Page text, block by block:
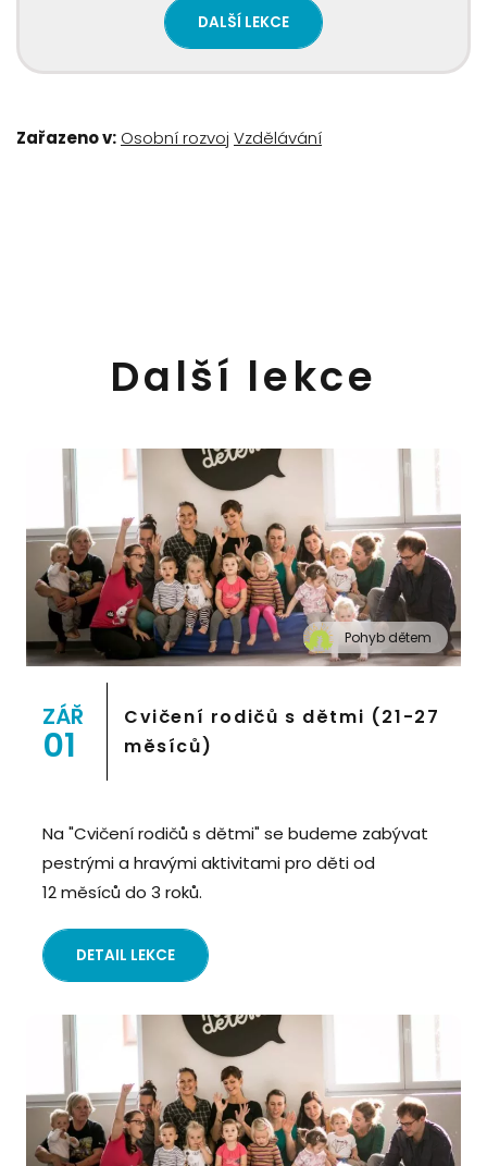
DALŠÍ LEKCE
Zařazeno v: Osobní rozvoj Vzdělávání
Další lekce
" alt="Cvičení pro děti "Pohyb dětem", Praha 2,
Prostor 8">
Pohyb dětem
ZÁŘ
01
Cvičení rodičů s dětmi (21-27
měsíců)
Na "Cvičení rodičů s dětmi" se budeme zabývat
pestrými a hravými aktivitami pro děti od
12 měsíců do 3 roků.
DETAIL LEKCE